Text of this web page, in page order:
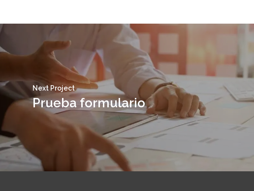
Next Project
Prueba formulario